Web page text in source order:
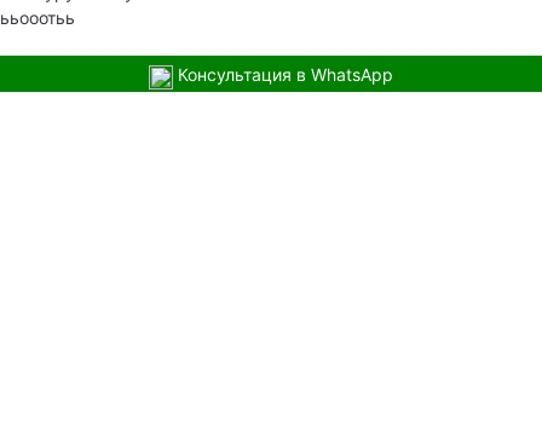
ььооотьь
Консультация в WhatsApp